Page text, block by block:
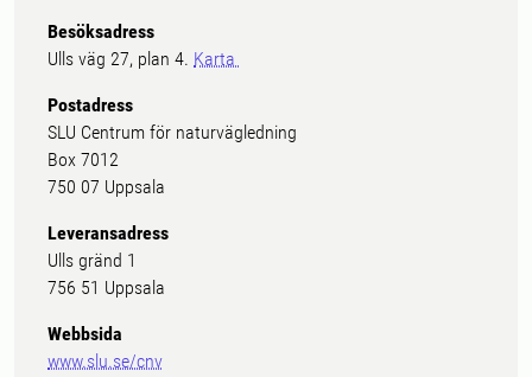
Besöksadress
Ulls väg 27, plan 4. Karta
Postadress
SLU Centrum för naturvägledning
Box 7012
750 07 Uppsala
Leveransadress
Ulls gränd 1
756 51 Uppsala
Webbsida
www.slu.se/cnv